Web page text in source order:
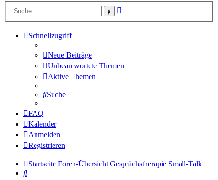
Suche
Schnellzugriff
Neue Beiträge
Unbeantwortete Themen
Aktive Themen
Suche
FAQ
Kalender
Anmelden
Registrieren
Startseite Foren-Übersicht Gesprächstherapie Small-Talk
Suche